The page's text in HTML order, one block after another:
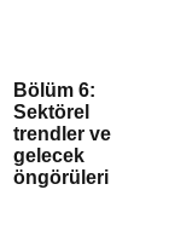
Bölüm 6:
Sektörel
trendler ve
gelecek
öngörüleri